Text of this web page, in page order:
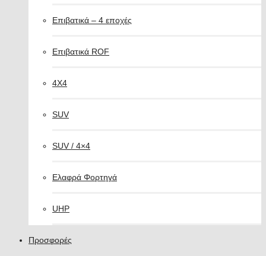
Επιβατικά – 4 εποχές
Επιβατικά ROF
4X4
SUV
SUV / 4×4
Ελαφρά Φορτηγά
UHP
Προσφορές